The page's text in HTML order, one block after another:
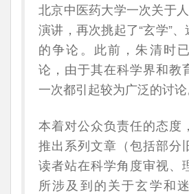
北京中医药大学一次关于
演讲，再次挑起了“玄学”
的争论。此前，朱清时
论，由于其在科学界和教
一次都引起较为广泛的讨论
本着对公众负责任的态度
推出系列文章（包括部分
读者站在科学角度审视、
所涉及到的关于玄学和